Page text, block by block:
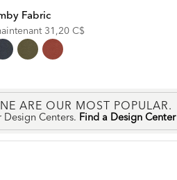
Fabric
Discounted
Price:
31,20 C$
ARE OUR MOST POPULAR.
Centers. Find a Design Center